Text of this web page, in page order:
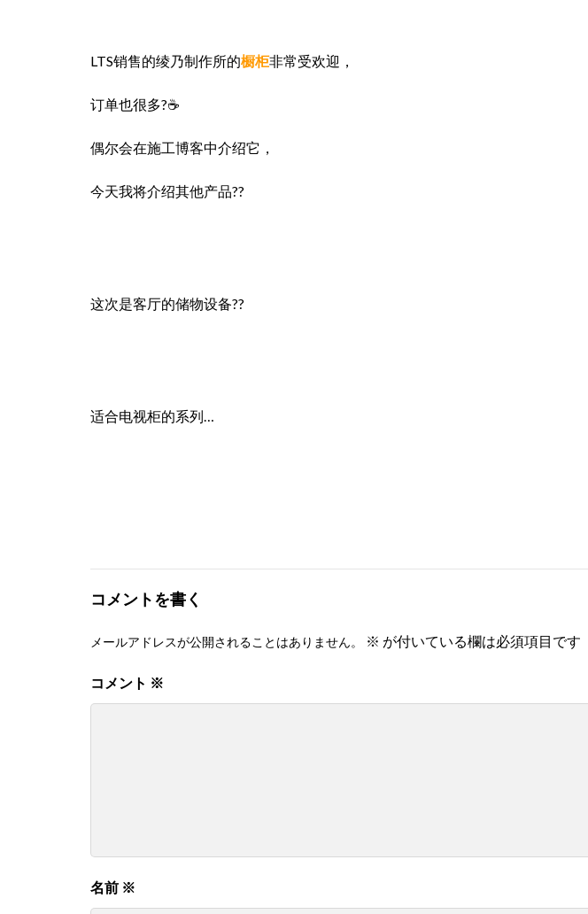
LTS销售的绫乃制作所的橱柜非常受欢迎，
订单也很多?☕️
偶尔会在施工博客中介绍它，
今天我将介绍其他产品??
这次是客厅的储物设备??
适合电视柜的系列…
コメントを書く
メールアドレスが公開されることはありません。 ※ が付いている欄は必須項目です
コメント ※
名前 ※